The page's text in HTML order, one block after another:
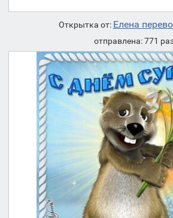
Открытка от: Елена
отправлена: 771